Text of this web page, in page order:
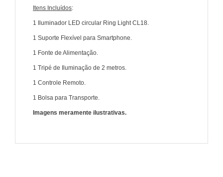
Itens Incluídos:
1 Iluminador LED circular Ring Light CL18.
1 Suporte Flexível para Smartphone.
1 Fonte de Alimentação.
1 Tripé de Iluminação de 2 metros.
1 Controle Remoto.
1 Bolsa para Transporte.
Imagens meramente ilustrativas.